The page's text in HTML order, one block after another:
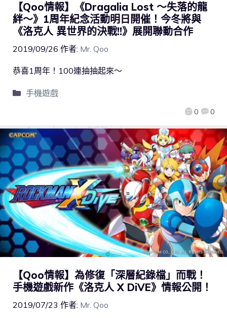
【Qoo情報】《Dragalia Lost ～失落的龍
絆～》1周年紀念活動明日開催！今冬將與
《洛克人 異世界的決戰!!》展開聯動合作
2019/09/26 作者: Mr. Qoo
0 0
恭喜1周年！100連抽抽起來～
手機遊戲
【Qoo情報】為修復「深層紀錄檔」而戰！
手機遊戲新作《洛克人 X DiVE》情報公開！
2019/07/23 作者: Mr. Qoo